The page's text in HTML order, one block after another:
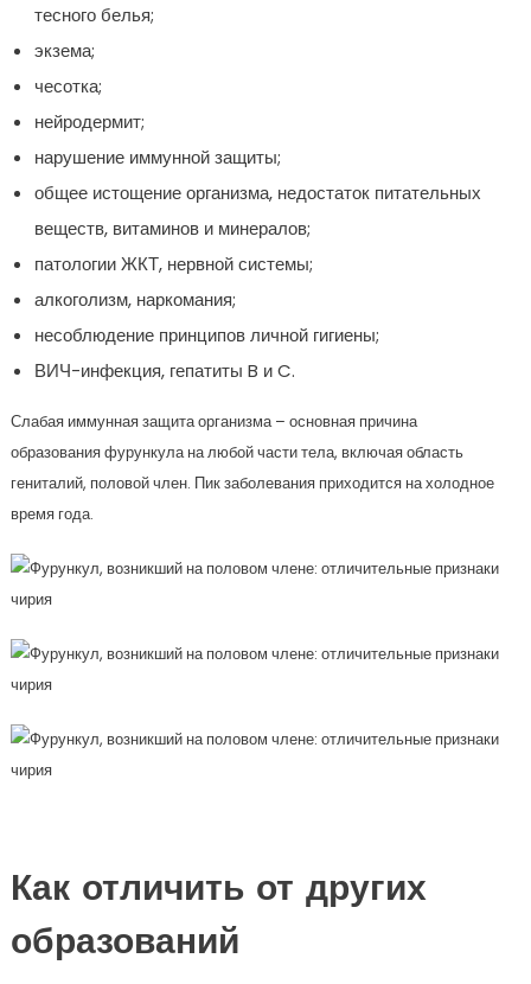
тесного белья;
экзема;
чесотка;
нейродермит;
нарушение иммунной защиты;
общее истощение организма, недостаток питательных
веществ, витаминов и минералов;
патологии ЖКТ, нервной системы;
алкоголизм, наркомания;
несоблюдение принципов личной гигиены;
ВИЧ-инфекция, гепатиты B и C.
Слабая иммунная защита организма – основная причина
образования фурункула на любой части тела, включая область
гениталий, половой член. Пик заболевания приходится на холодное
время года.
Как отличить от других
образований